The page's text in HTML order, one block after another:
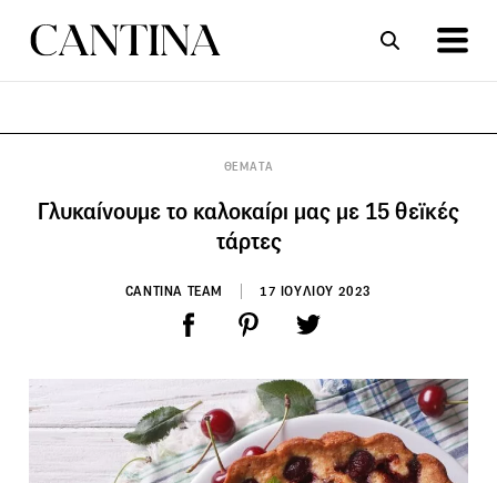
ΘΕΜΑΤΑ
Γλυκαίνουμε το καλοκαίρι μας με 15 θεϊκές
τάρτες
CANTINA TEAM 17 ΙΟΥΛΙΟΥ 2023